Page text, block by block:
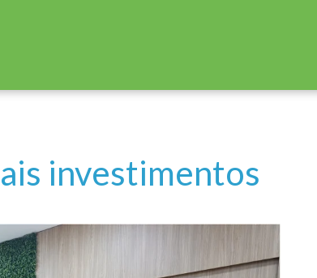
investimentos